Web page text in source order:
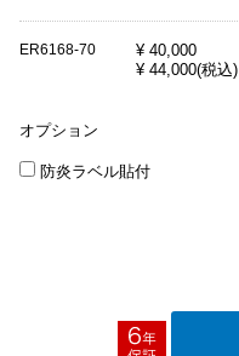
ER6168-70 ¥ 40,000
¥ 44,000(税込)
オプション
防炎ラベル貼付